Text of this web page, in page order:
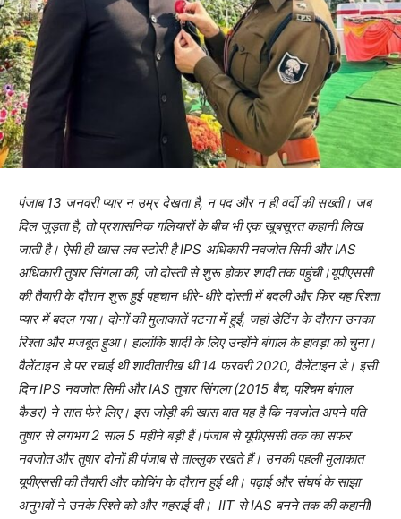
पंजाब 13 जनवरी प्यार न उम्र देखता है, न पद और न ही वर्दी की सख्ती। जब
दिल जुड़ता है, तो प्रशासनिक गलियारों के बीच भी एक खूबसूरत कहानी लिख
जाती है। ऐसी ही खास लव स्टोरी है IPS अधिकारी नवजोत सिमी और IAS
अधिकारी तुषार सिंगला की, जो दोस्ती से शुरू होकर शादी तक पहुंची।यूपीएससी
की तैयारी के दौरान शुरू हुई पहचान धीरे-धीरे दोस्ती में बदली और फिर यह रिश्ता
प्यार में बदल गया। दोनों की मुलाकातें पटना में हुईं, जहां डेटिंग के दौरान उनका
रिश्ता और मजबूत हुआ। हालांकि शादी के लिए उन्होंने बंगाल के हावड़ा को चुना।
वैलेंटाइन डे पर रचाई थी शादीतारीख थी 14 फरवरी 2020, वैलेंटाइन डे। इसी
दिन IPS नवजोत सिमी और IAS तुषार सिंगला (2015 बैच, पश्चिम बंगाल
कैडर) ने सात फेरे लिए। इस जोड़ी की खास बात यह है कि नवजोत अपने पति
तुषार से लगभग 2 साल 5 महीने बड़ी हैं।पंजाब से यूपीएससी तक का सफर
नवजोत और तुषार दोनों ही पंजाब से ताल्लुक रखते हैं। उनकी पहली मुलाकात
यूपीएससी की तैयारी और कोचिंग के दौरान हुई थी। पढ़ाई और संघर्ष के साझा
अनुभवों ने उनके रिश्ते को और गहराई दी। IIT से IAS बनने तक की कहानीI